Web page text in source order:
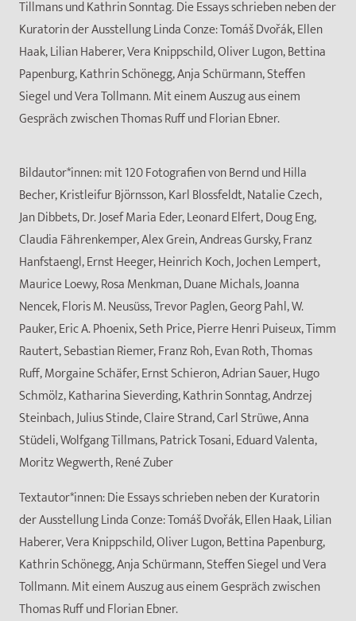
Tillmans und Kathrin Sonntag. Die Essays schrieben neben der
Kuratorin der Ausstellung Linda Conze: Tomáš Dvořák, Ellen
Haak, Lilian Haberer, Vera Knippschild, Oliver Lugon, Bettina
Papenburg, Kathrin Schönegg, Anja Schürmann, Steffen
Siegel und Vera Tollmann. Mit einem Auszug aus einem
Gespräch zwischen Thomas Ruff und Florian Ebner.
Bildautor*innen:mit 120 Fotografien von Bernd und Hilla
Becher, Kristleifur Björnsson, Karl Blossfeldt, Natalie Czech,
Jan Dibbets, Dr. Josef Maria Eder, Leonard Elfert, Doug Eng,
Claudia Fährenkemper, Alex Grein, Andreas Gursky, Franz
Hanfstaengl, Ernst Heeger, Heinrich Koch, Jochen Lempert,
Maurice Loewy, Rosa Menkman, Duane Michals, Joanna
Nencek, Floris M. Neusüss, Trevor Paglen, Georg Pahl, W.
Pauker, Eric A. Phoenix, Seth Price, Pierre Henri Puiseux, Timm
Rautert, Sebastian Riemer, Franz Roh, Evan Roth, Thomas
Ruff, Morgaine Schäfer, Ernst Schieron, Adrian Sauer, Hugo
Schmölz, Katharina Sieverding, Kathrin Sonntag, Andrzej
Steinbach, Julius Stinde, Claire Strand, Carl Strüwe, Anna
Stüdeli, Wolfgang Tillmans, Patrick Tosani, Eduard Valenta,
Moritz Wegwerth, René Zuber
Textautor*innen:Die Essays schrieben neben der Kuratorin
der Ausstellung Linda Conze: Tomáš Dvořák, Ellen Haak, Lilian
Haberer, Vera Knippschild, Oliver Lugon, Bettina Papenburg,
Kathrin Schönegg, Anja Schürmann, Steffen Siegel und Vera
Tollmann. Mit einem Auszug aus einem Gespräch zwischen
Thomas Ruff und Florian Ebner.